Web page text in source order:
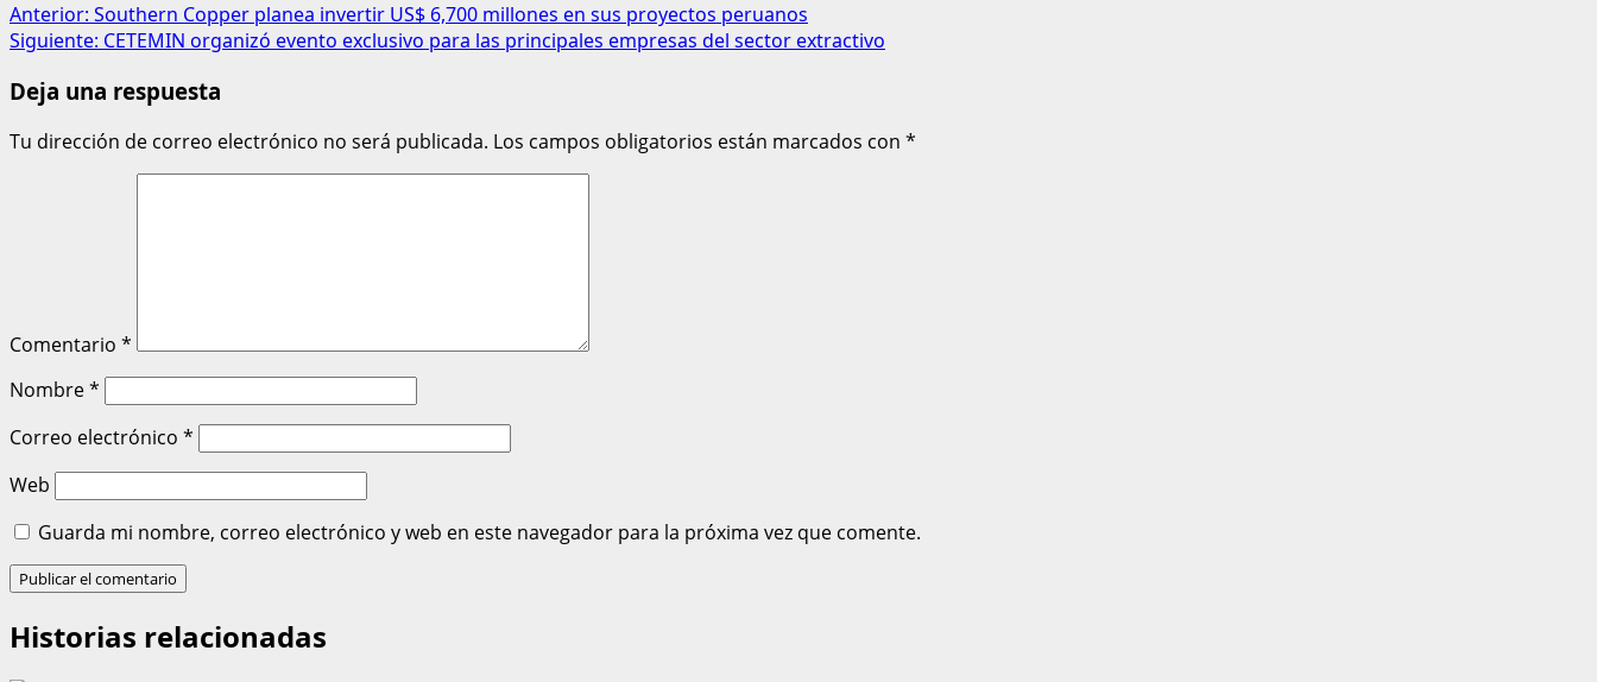
Anterior: Southern Copper planea invertir US$ 6,700 millones en sus proyectos peruanos
Siguiente: CETEMIN organizó evento exclusivo para las principales empresas del sector extractivo
Deja una respuesta
Tu dirección de correo electrónico no será publicada. Los campos obligatorios están marcados con *
Comentario *
Nombre*
Correo electrónico *
Web
Guarda mi nombre, correo electrónico y web en este navegador para la próxima vez que comente.
Historias relacionadas